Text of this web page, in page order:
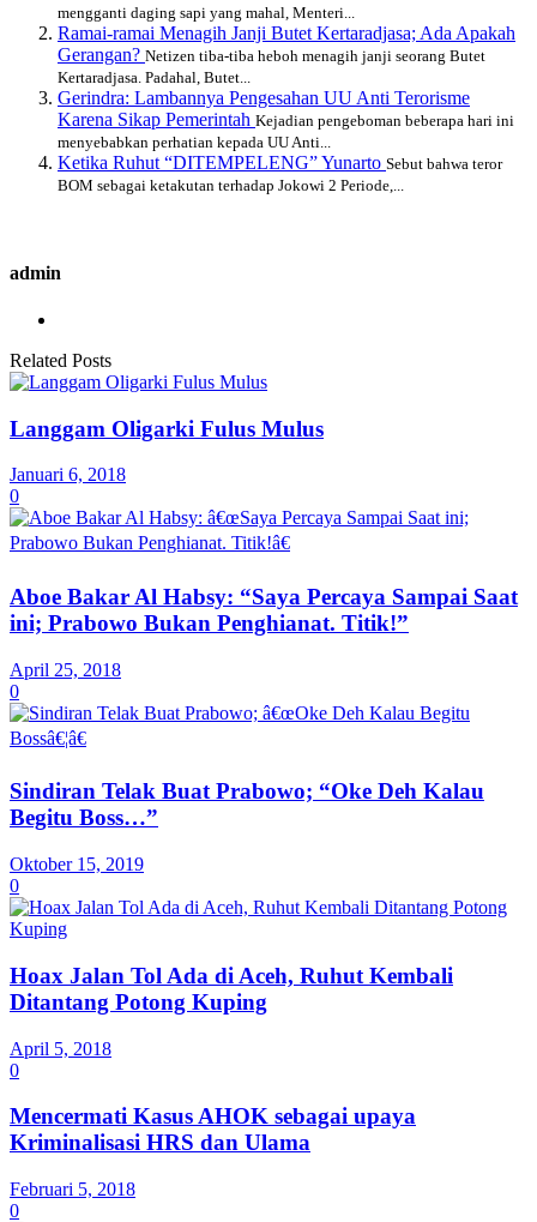
mengganti daging sapi yang mahal, Menteri...
Ramai-ramai Menagih Janji Butet Kertaradjasa; Ada Apakah
Gerangan? Netizen tiba-tiba heboh menagih janji seorang Butet
Kertaradjasa. Padahal, Butet...
Gerindra: Lambannya Pengesahan UU Anti Terorisme
Karena Sikap Pemerintah Kejadian pengeboman beberapa hari ini
menyebabkan perhatian kepada UU Anti...
Ketika Ruhut “DITEMPELENG” Yunarto Sebut bahwa teror
BOM sebagai ketakutan terhadap Jokowi 2 Periode,...
admin
Related Posts
Langgam Oligarki Fulus Mulus
Januari 6, 2018
0
Aboe Bakar Al Habsy: “Saya Percaya Sampai Saat
ini; Prabowo Bukan Penghianat. Titik!”
April 25, 2018
0
Sindiran Telak Buat Prabowo; “Oke Deh Kalau
Begitu Boss…”
Oktober 15, 2019
0
Hoax Jalan Tol Ada di Aceh, Ruhut Kembali
Ditantang Potong Kuping
April 5, 2018
0
Mencermati Kasus AHOK sebagai upaya
Kriminalisasi HRS dan Ulama
Februari 5, 2018
0